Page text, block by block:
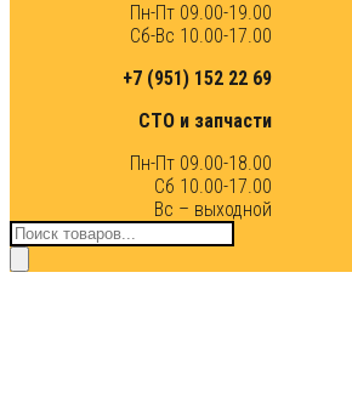
Пн-Пт 09.00-19.00
Сб-Вс 10.00-17.00
+7 (951) 152 22 69
СТО и запчасти
Пн-Пт 09.00-18.00
Сб 10.00-17.00
Вс – выходной
Поиск
товаров